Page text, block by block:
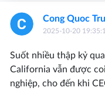
Cong Quoc
2025-10-20
Suốt nhiều thập kỷ
California vẫn được
nghiệp, cho đến khi